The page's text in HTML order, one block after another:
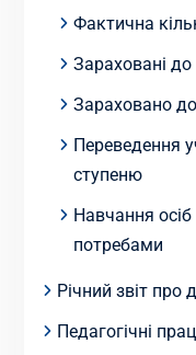
Фактична
Зараховані
Зараховано
Переведення
ступеню
Навчання
потребами
Річний звіт про
Педагогічні